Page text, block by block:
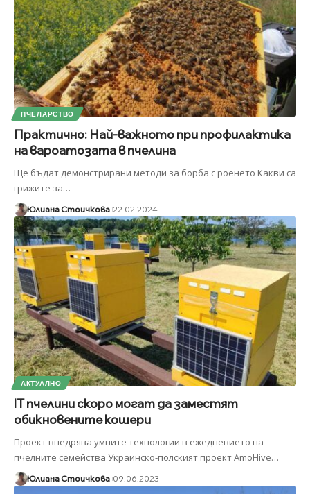
ПЧЕЛАРСТВО
Практично: Най-важното при профилактика
на вароатозата в пчелина
Ще бъдат демонстрирани методи за борба с роенето Какви са
грижите за…
Юлиана Стоичкова 22.02.2024
АКТУАЛНО
IT пчелини скоро могат да заместят
обикновените кошери
Проект внедрява умните технологии в ежедневието на
пчелните семейства Украинско-полският проект AmoHive…
Юлиана Стоичкова 09.06.2023